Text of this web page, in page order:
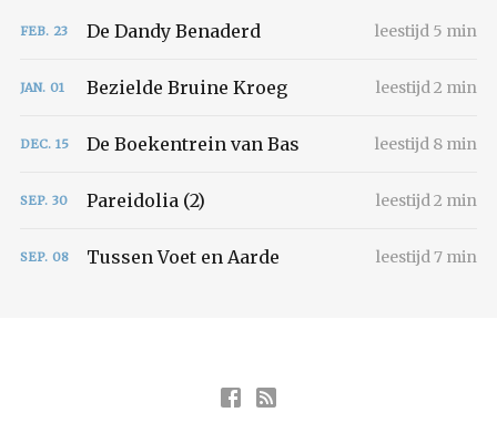
FEB. 23 De Dandy Benaderd leestijd 5 min
JAN. 01 Bezielde Bruine Kroeg leestijd 2 min
DEC. 15 De Boekentrein van Bas leestijd 8 min
SEP. 30 Pareidolia (2) leestijd 2 min
SEP. 08 Tussen Voet en Aarde leestijd 7 min